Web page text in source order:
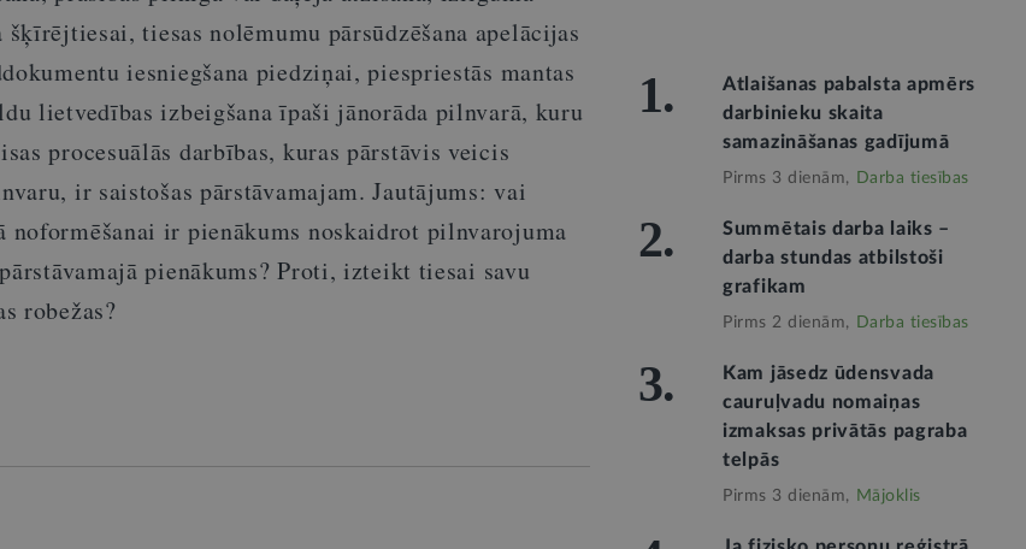
šķīrējtiesai, tiesas nolēmumu pārsūdzēšana apelācijas
iesniegšana piedziņai, piespriestās mantas
lietvedības izbeigšana īpaši jānorāda pilnvarā, kuru
procesuālās darbības, kuras pārstāvis veicis
ir saistošas pārstāvamajam. Jautājums: vai
ir pienākums noskaidrot pilnvarojuma
pienākums? Proti, izteikt tiesai savu
robežas?
1.
Atlaišanas pabalsta apmērs
darbinieku skaita
samazināšanas gadījumā
Pirms 3 dienām, Darba tiesības
2.
Summētais darba laiks –
darba stundas atbilstoši
grafikam
Pirms 2 dienām, Darba tiesības
3.
Kam jāsedz ūdensvada
cauruļvadu nomaiņas
izmaksas privātās pagraba
telpās
Pirms 3 dienām, Mājoklis